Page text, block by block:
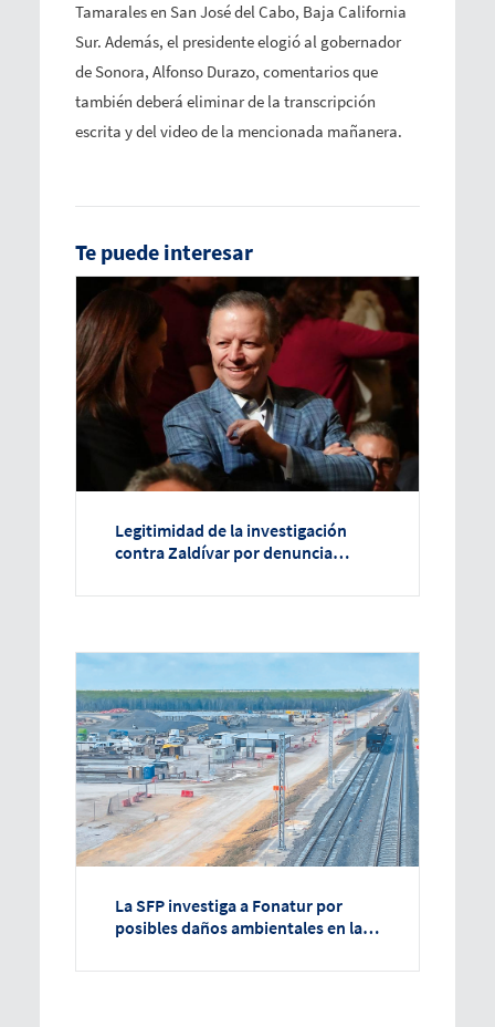
Tamarales en San José del Cabo, Baja California
Sur. Además, el presidente elogió al gobernador
de Sonora, Alfonso Durazo, comentarios que
también deberá eliminar de la transcripción
escrita y del video de la mencionada mañanera.
Te puede interesar
Legitimidad de la investigación
contra Zaldívar por denuncia
La SFP investiga a Fonatur por
posibles daños ambientales en la